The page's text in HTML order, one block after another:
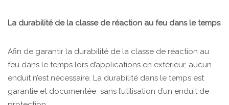
La durabilité de la classe de réaction au feu dans le temps
Afin de garantir la durabilité de la classe de réaction au
feu dans le temps lors d’applications en extérieur, aucun
enduit n’est nécessaire. La durabilité dans le temps est
garantie et documentée sans l’utilisation d’un enduit de